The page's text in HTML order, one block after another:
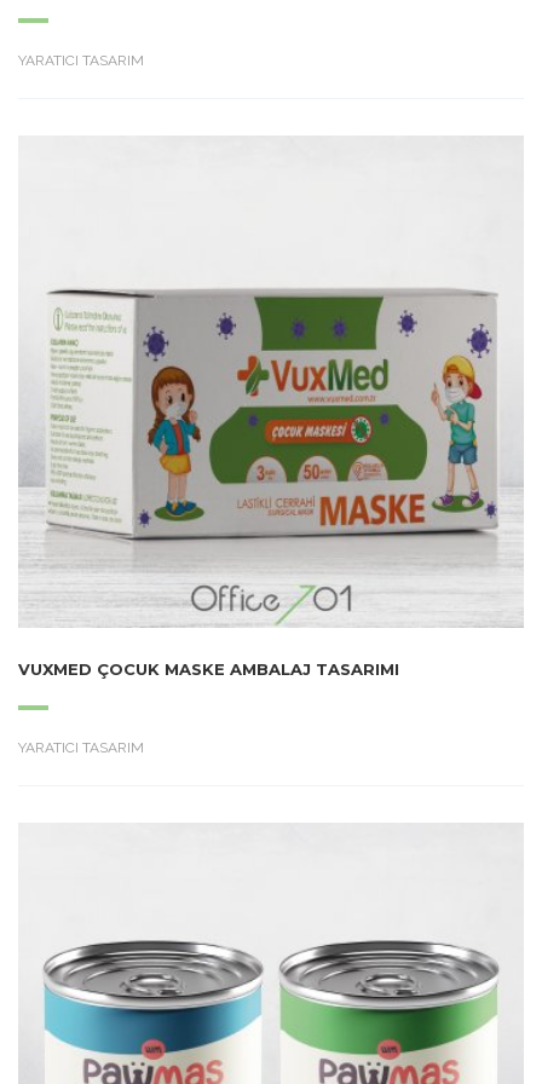
YARATICI TASARIM
VUXMED ÇOCUK MASKE AMBALAJ TASARIMI
YARATICI TASARIM